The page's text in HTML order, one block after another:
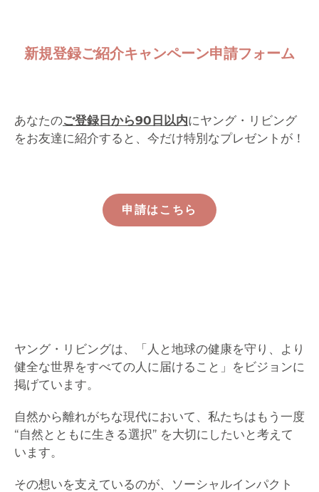
新規登録ご紹介キャンペーン申請フォーム
あなたのご登録日から90日以内にヤング・リビング
をお友達に紹介すると、今だけ特別なプレゼントが！
申請はこちら
ヤング・リビングは、「人と地球の健康を守り、より
健全な世界をすべての人に届けること」をビジョンに
掲げています。
自然から離れがちな現代において、私たちはもう一度
“自然とともに生きる選択” を大切にしたいと考えて
います。
その想いを支えているのが、ソーシャルインパクト